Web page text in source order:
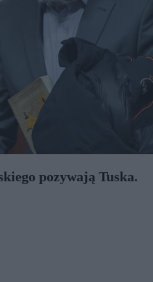
pozywają Tuska.